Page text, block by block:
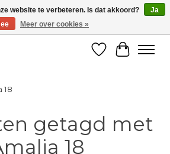
Kunstmagazijn Nijmegen!
Verlanglijst
18
getagd met
18
website te verbeteren. Is dat akkoord?
Ja
Meer over cookies »